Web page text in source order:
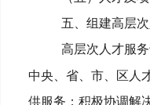
五、组建高层
高层次人才服
中央、省、市、区人
供服务；积极协调解